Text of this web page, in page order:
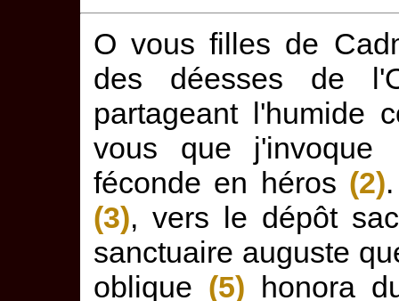
O vous filles de
des déesses de
partageant l'humide
vous que
féconde en héros (2)
(3), vers le dépôt
sanctuaire auguste
oblique (5) honora